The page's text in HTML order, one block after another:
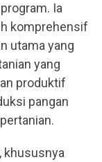
Ia
komprehensif
utama yang
yang
produktif
pangan
khususnya